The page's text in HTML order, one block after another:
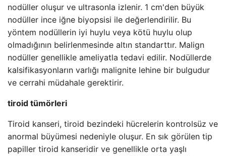
nodüller oluşur ve ultrasonla izlenir. 1 cm'den büyük
nodüller ince iğne biyopsisi ile değerlendirilir. Bu
yöntem nodüllerin iyi huylu veya kötü huylu olup
olmadığının belirlenmesinde altın standarttır. Malign
nodüller genellikle ameliyatla tedavi edilir. Nodüllerde
kalsifikasyonların varlığı malignite lehine bir bulgudur
ve cerrahi müdahale gerektirir.
tiroid tümörleri
Tiroid kanseri, tiroid bezindeki hücrelerin kontrolsüz ve
anormal büyümesi nedeniyle oluşur. En sık görülen tip
papiller tiroid kanseridir ve genellikle orta yaşlı